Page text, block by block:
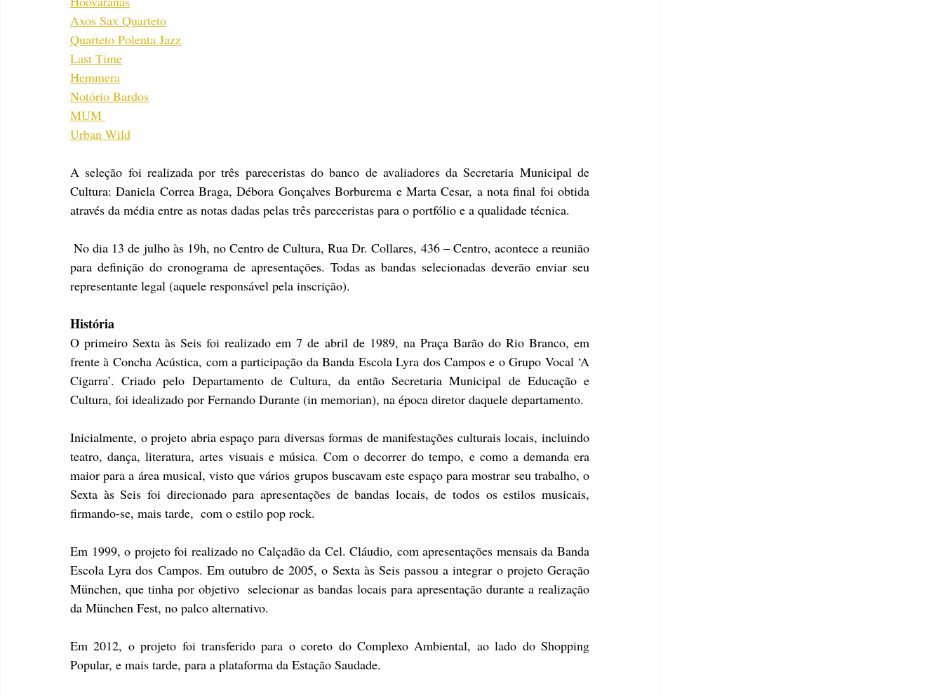
Axos Sax Quarteto
Quarteto Polenta Jazz
Last Time
Hemmera
Notório Bardos
MUM
Urban Wild
A seleção foi realizada por três pareceristas do banco de avaliadores da Secretaria Municipal de
Cultura: Daniela Correa Braga, Débora Gonçalves Borburema e Marta Cesar, a nota final foi obtida
através da média entre as notas dadas pelas três pareceristas para o portfólio e a qualidade técnica.
No dia 13 de julho às 19h, no Centro de Cultura, Rua Dr. Collares, 436 – Centro, acontece a reunião
para definição do cronograma de apresentações. Todas as bandas selecionadas deverão enviar seu
representante legal (aquele responsável pela inscrição).
História
O primeiro Sexta às Seis foi realizado em 7 de abril de 1989, na Praça Barão do Rio Branco, em
frente à Concha Acústica, com a participação da Banda Escola Lyra dos Campos e o Grupo Vocal ‘A
Cigarra’. Criado pelo Departamento de Cultura, da então Secretaria Municipal de Educação e
Cultura, foi idealizado por Fernando Durante (in memorian), na época diretor daquele departamento.
Inicialmente, o projeto abria espaço para diversas formas de manifestações culturais locais, incluindo
teatro, dança, literatura, artes visuais e música. Com o decorrer do tempo, e como a demanda era
maior para a área musical, visto que vários grupos buscavam este espaço para mostrar seu trabalho, o
Sexta às Seis foi direcionado para apresentações de bandas locais, de todos os estilos musicais,
firmando-se, mais tarde,  com o estilo pop rock.
Em 1999, o projeto foi realizado no Calçadão da Cel. Cláudio, com apresentações mensais da Banda
Escola Lyra dos Campos. Em outubro de 2005, o Sexta às Seis passou a integrar o projeto Geração
München, que tinha por objetivo  selecionar as bandas locais para apresentação durante a realização
da München Fest, no palco alternativo.
Em 2012, o projeto foi transferido para o coreto do Complexo Ambiental, ao lado do Shopping
Popular, e mais tarde, para a plataforma da Estação Saudade.